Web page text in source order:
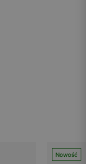
Nowość